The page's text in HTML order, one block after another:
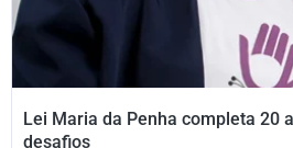
Lei Maria da Penha completa 20
desafios